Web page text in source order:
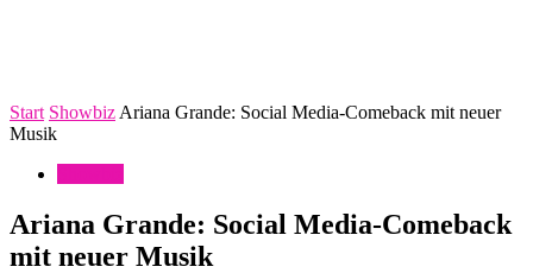
Start Showbiz Ariana Grande: Social Media-Comeback mit neuer
Musik
Ariana Grande: Social Media-Comeback
mit neuer Musik